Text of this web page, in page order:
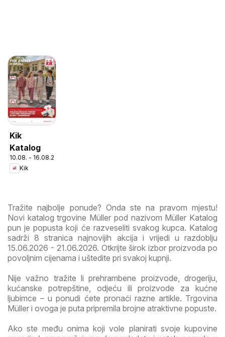
Kik
Katalog
10.08. - 16.08.2026
Kik
Tražite najbolje ponude? Onda ste na pravom mjestu!
Novi katalog trgovine Müller pod nazivom Müller Katalog
pun je popusta koji će razveseliti svakog kupca. Katalog
sadrži 8 stranica najnovijih akcija i vrijedi u razdoblju
15.06.2026 - 21.06.2026. Otkrijte širok izbor proizvoda po
povoljnim cijenama i uštedite pri svakoj kupnji.
Nije važno tražite li prehrambene proizvode, drogeriju,
kućanske potrepštine, odjeću ili proizvode za kućne
ljubimce – u ponudi ćete pronaći razne artikle. Trgovina
Müller i ovoga je puta pripremila brojne atraktivne popuste.
Ako ste među onima koji vole planirati svoje kupovine